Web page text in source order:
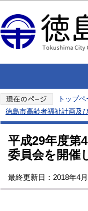
トップペ
徳島市高齢者福祉計画及
平成29年度第
委員会を開催
最終更新日：2018年4